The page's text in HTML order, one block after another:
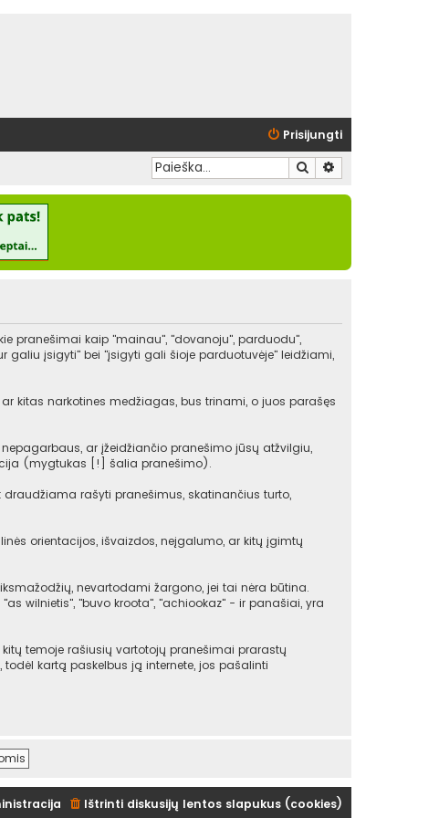
Prisijungti
Ieškoti
pranešimai kaip "mainau", "dovanoju", parduodu",
galiu įsigyti" bei "įsigyti gali šioje parduotuvėje" leidžiami,
kitas narkotines medžiagas, bus trinami, o juos parašęs
ar įžeidžiančio pranešimo jūsų atžvilgiu,
(mygtukas [!] šalia pranešimo).
rašyti pranešimus, skatinančius turto,
orientacijos, išvaizdos, neįgalumo, ar kitų įgimtų
nevartodami žargono, jei tai nėra būtina.
wilnietis", "buvo kroota", "achiookaz" - ir panašiai, yra
temoje rašiusių vartotojų pranešimai prarastų
todėl kartą paskelbus ją internete, jos pašalinti
Ištrinti diskusijų lentos slapukus (cookies)